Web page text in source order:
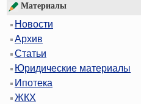
Материалы
Новости
Архив
Статьи
Юридические материалы
Ипотека
ЖКХ